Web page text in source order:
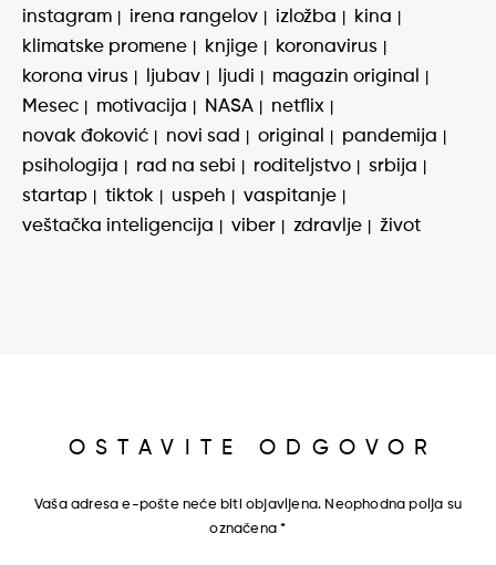
instagram
irena rangelov izložba
kina
klimatske promene
knjige
koronavirus
korona virus
ljubav ljudi
magazin original
Mesec
motivacija NASA
netflix
novak đoković
novi sad original
pandemija
psihologija
rad na sebi roditeljstvo
srbija
startap
tiktok uspeh
vaspitanje
veštačka inteligencija
viber zdravlje život
OSTAVITE ODGOVOR
Vaša adresa e-pošte neće biti objavljena. Neophodna polja su
označena*